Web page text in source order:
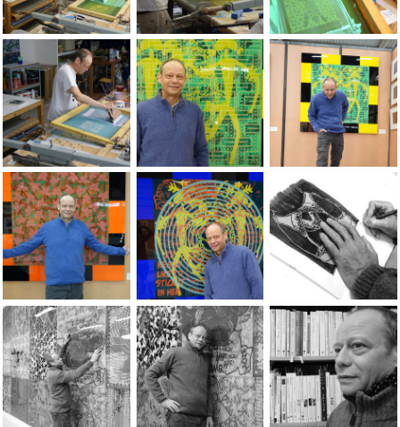
Portraits of the artist Jean-Pierre Sergent taken by
Portraits of the artist Jean-Pierre
Portraits of the
Portraits of the artist Jean-Pierre Sergent taken by
Jean-Pierre Sergent, photos du
Jean-Pierre
Jean-Pierre Sergent, photos du vernissage ÃÂ la 8ÃÂ¨me
Jean-Pierre Sergent, photos du
Portraits of Jean-